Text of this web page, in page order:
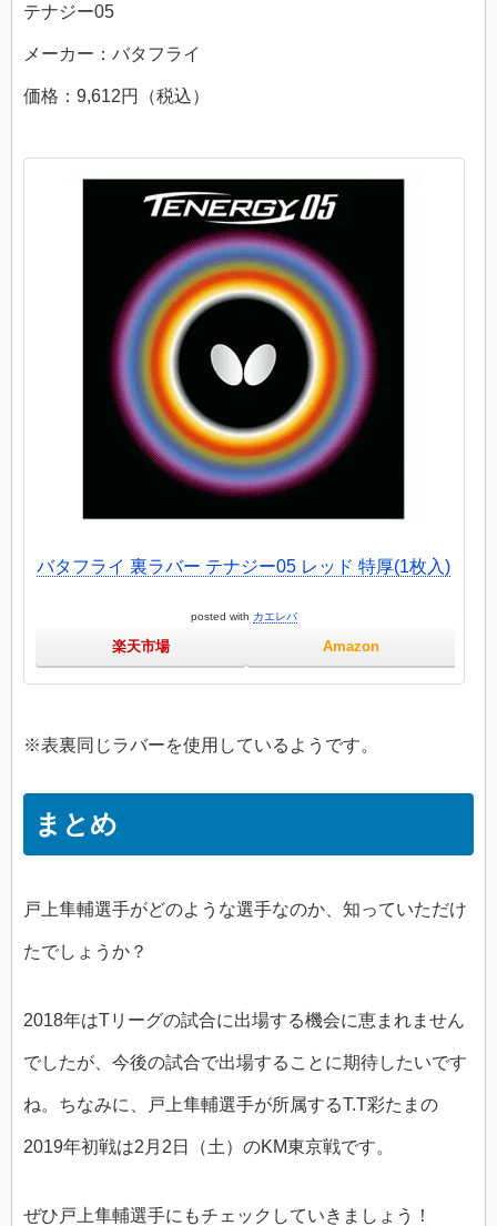
テナジー05
メーカー：バタフライ
価格：9,612円（税込）
バタフライ 裏ラバー テナジー05 レッド 特厚(1枚入)
posted with カエレバ
楽天市場 Amazon
※表裏同じラバーを使用しているようです。
まとめ
戸上隼輔選手がどのような選手なのか、知っていただけ
たでしょうか？
2018年はTリーグの試合に出場する機会に恵まれません
でしたが、今後の試合で出場することに期待したいです
ね。ちなみに、戸上隼輔選手が所属するT.T彩たまの
2019年初戦は2月2日（土）のKM東京戦です。
ぜひ戸上隼輔選手にもチェックしていきましょう！